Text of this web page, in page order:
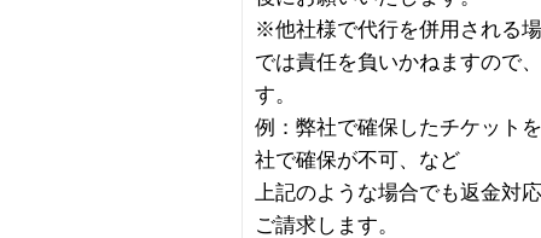
※他社様で代行を併用される
では責任を負いかねますので
す。
例：弊社で確保したチケット
社で確保が不可、など
上記のような場合でも返金対
ご請求します。